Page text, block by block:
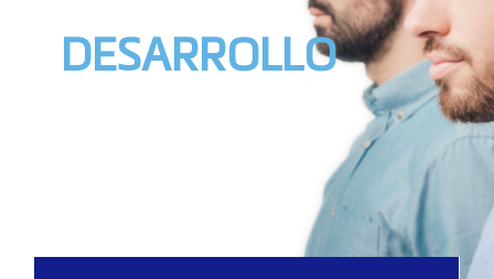
DESARROLLO